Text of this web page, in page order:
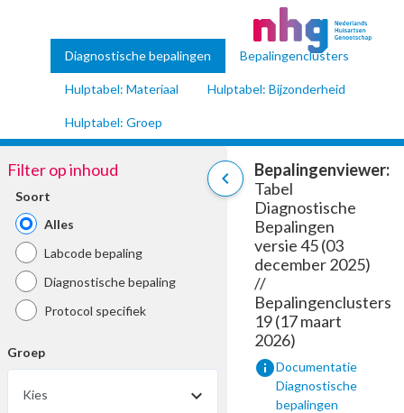
Diagnostische bepalingen Bepalingenclusters
Hulptabel: Materiaal Hulptabel: Bijzonderheid
Hulptabel: Groep
chevron_left
Filter op inhoud
Soort
Alles
Labcode bepaling
Diagnostische bepaling
Protocol specifiek
Groep
Kies
Bepalingenviewer:
Tabel
Diagnostische
Bepalingen
versie 45 (03
december 2025)
//
Bepalingenclusters
19 (17 maart
2026)
infoDocumentatie
Diagnostische
bepalingen